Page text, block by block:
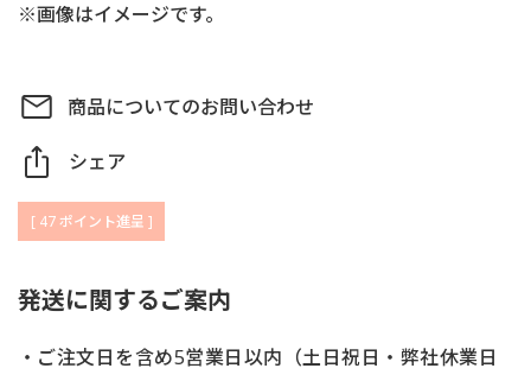
※画像はイメージです。
商品についてのお問い合わせ
シェア
[ 47 ポイント進呈 ]
発送に関するご案内
・ご注文日を含め5営業日以内（土日祝日・弊社休業日